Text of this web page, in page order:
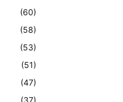
(60)
(58)
(53)
(51)
(47)
(37)